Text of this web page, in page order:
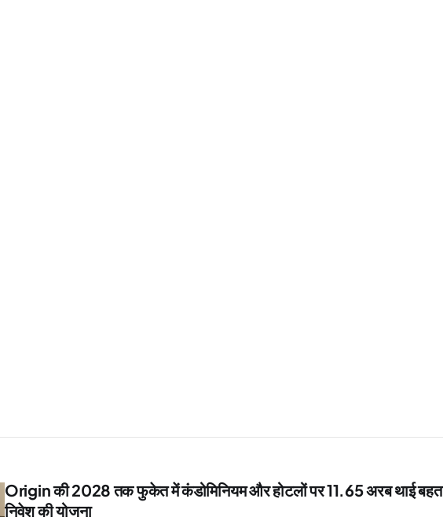
Origin की 2028 तक फुकेत में कंडोमिनियम और होटलों पर 11.65 अरब थाई बहत
निवेश की योजना